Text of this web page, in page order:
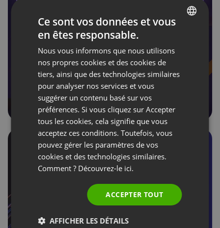
FRENCH
SPANISH
PORTUGUESE
Ce sont vos données et vous
en êtes responsable.
Nous vous informons que nous utilisons
nos propres cookies et des cookies de
tiers, ainsi que des technologies similaires
pour analyser nos services et vous
suggérer un contenu basé sur vos
préférences. Si vous cliquez sur Accepter
tous les cookies, cela signifie que vous
acceptez ces conditions. Toutefois, vous
pouvez gérer les paramètres de vos
cookies et des technologies similaires.
Comment ? Découvrez-le ici.
ACCEPTER TOUT
AFFICHER LES DÉTAILS